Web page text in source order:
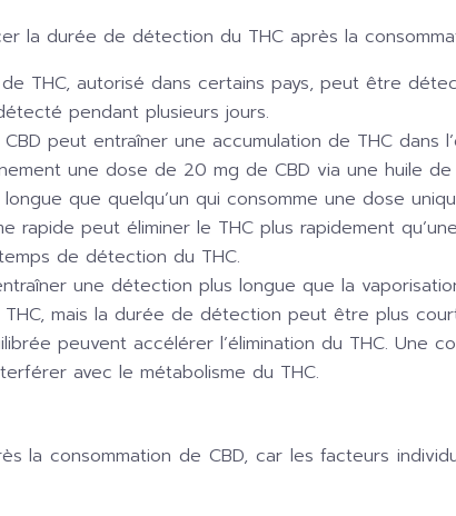
la durée de détection du THC après la
THC, autorisé dans certains pays, peut être
pendant plusieurs jours.
peut entraîner une accumulation de THC dans
une dose de 20 mg de CBD via une huile
que quelqu’un qui consomme une dose
rapide peut éliminer le THC plus rapidement
de détection du THC.
une détection plus longue que la
mais la durée de détection peut être plus
peuvent accélérer l’élimination du THC. Une
avec le métabolisme du THC.
consommation de CBD, car les facteurs